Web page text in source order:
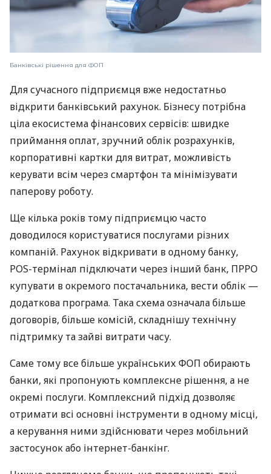
Банківські рішення для ФОП
Для сучасного підприємця вже недостатньо
відкрити банківський рахунок. Бізнесу потрібна
ціла екосистема фінансових сервісів: швидке
приймання оплат, зручний облік розрахунків,
корпоративні картки для витрат, можливість
керувати всім через смартфон та мінімізувати
паперову роботу.
Ще кілька років тому підприємцю часто
доводилося користуватися послугами різних
компаній. Рахунок відкривати в одному банку,
POS-термінал підключати через інший банк, ПРРО
купувати в окремого постачальника, вести облік —
додаткова програма. Така схема означала більше
договорів, більше комісій, складнішу технічну
підтримку та зайві витрати часу.
Саме тому все більше українських ФОП обирають
банки, які пропонують комплексне рішення, а не
окремі послуги. Комплексний підхід дозволяє
отримати всі основні інструменти в одному місці,
а керування ними здійснювати через мобільний
застосунок або інтернет-банкінг.